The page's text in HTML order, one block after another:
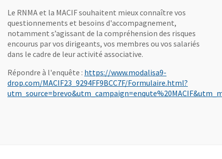
Le RNMA et la MACIF souhaitent mieux connaître vos
questionnements et besoins d'accompagnement,
notamment s’agissant de la compréhension des risques
encourus par vos dirigeants, vos membres ou vos salariés
dans le cadre de leur activité associative.
Répondre à l'enquête : https://www.modalisa9-
drop.com/MACIF23_9294FF9BCC7F/Formulaire.html?